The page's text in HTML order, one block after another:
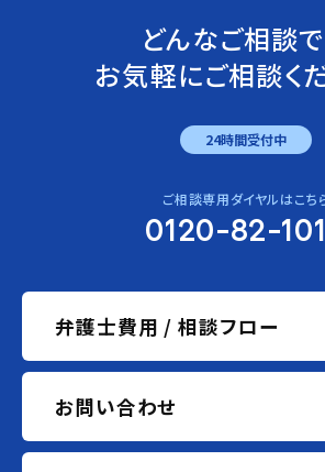
どんなご相談
お気軽にご相談く
24時間受付中
ご相談専用ダイヤルはこち
0120-82-
弁護士費用 / 相談フロー
お問い合わせ